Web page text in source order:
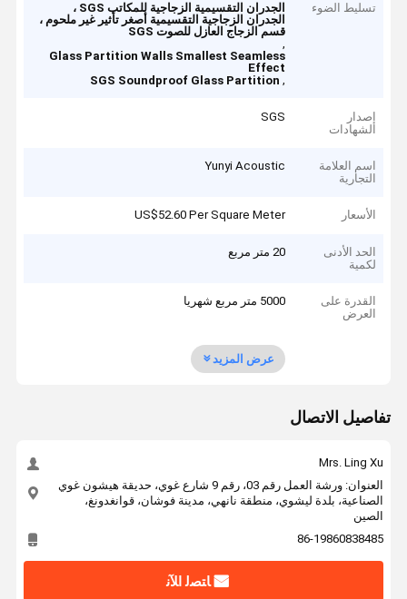
تسليط الضوء
الجدران التقسيمية الزجاجية للمكاتب SGS ،
الجدران الزجاجية التقسيمية أصغر تأثير غير ملحوم ،
قسم الزجاج العازل للصوت SGS
,
Glass Partition Walls Smallest Seamless
Effect
,
SGS Soundproof Glass Partition
إصدار
الشهادات
SGS
اسم العلامة
التجارية
Yunyi Acoustic
الأسعار US$52.60 Per Square Meter
الحد الأدنى
لكمية
20 متر مربع
القدرة على
العرض
5000 متر مربع شهريا
عرض المزيد
تفاصيل الاتصال
Mrs. Ling Xu
العنوان: ورشة العمل رقم 03، رقم 9 شارع غوي، حديقة هيشون غوي
الصناعية، بلدة ليشوي، منطقة نانهي، مدينة فوشان، قوانغدونغ،
الصين
86-19860838485
ﺎﺘﺼﻟ ﺍﻶﻧ